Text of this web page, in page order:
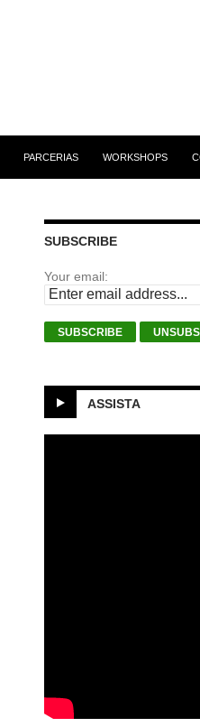
PARCERIAS WORKSHOPS
SUBSCRIBE
Your email:
ASSISTA